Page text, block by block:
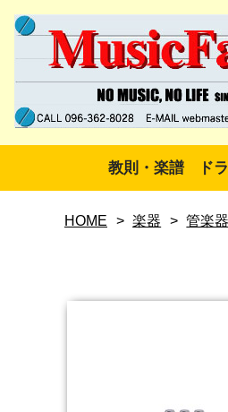
教則・楽譜 ド
HOME > 楽器 > 管楽